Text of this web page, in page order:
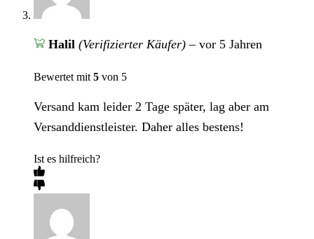
Halil (Verifizierter Käufer) – vor 5 Jahren
Bewertet mit 5 von 5
Versand kam leider 2 Tage später, lag aber am
Versanddienstleister. Daher alles bestens!
Ist es hilfreich?